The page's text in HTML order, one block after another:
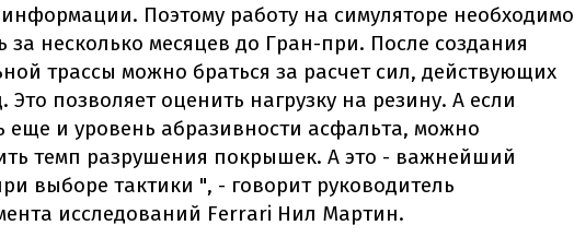
Поэтому работу на симуляторе необходимо
за несколько месяцев до Гран-при. После создания
трассы можно браться за расчет сил, действующих
Это позволяет оценить нагрузку на резину. А если
еще и уровень абразивности асфальта, можно
темп разрушения покрышек. А это - важнейший
выборе тактики ", - говорит руководитель
исследований Ferrari Нил Мартин.